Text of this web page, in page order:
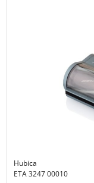
Hubica
ETA 3247 00010